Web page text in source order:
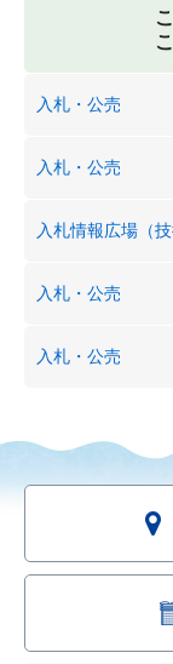
入札・公売
入札・公売
入札情報広場（技
入札・公売
入札・公売